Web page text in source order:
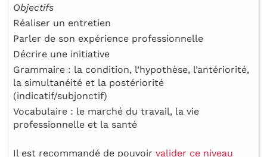
Objectifs
Réaliser un entretien
Parler de son expérience professionnelle
Décrire une initiative
Grammaire : la condition, l’hypothèse, l’antériorité,
la simultanéité et la postériorité
(indicatif/subjonctif)
Vocabulaire : le marché du travail, la vie
professionnelle et la santé
Il est recommandé de pouvoir valider ce niveau